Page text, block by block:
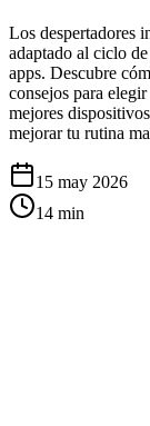
Los despertadores
adaptado al ciclo
apps. Descubre
consejos para
mejores
mejorar tu rutina
15 may 2026
14 min